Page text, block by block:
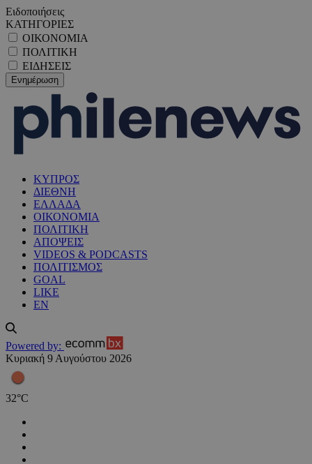
Ειδοποιήσεις
ΚΑΤΗΓΟΡΙΕΣ
ΟΙΚΟΝΟΜΙΑ
ΠΟΛΙΤΙΚΗ
ΕΙΔΗΣΕΙΣ
ΚΥΠΡΟΣ
ΔΙΕΘΝΗ
ΕΛΛΑΔΑ
ΟΙΚΟΝΟΜΙΑ
ΠΟΛΙΤΙΚΗ
ΑΠΟΨΕΙΣ
VIDEOS & PODCASTS
ΠΟΛΙΤΙΣΜΟΣ
GOAL
LIKE
EN
Powered by:
Κυριακή 9 Αυγούστου 2026
32°C